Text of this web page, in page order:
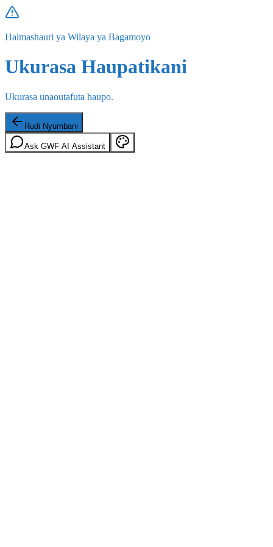
Halmashauri ya Wilaya ya Bagamoyo
Ukurasa Haupatikani
Ukurasa unaoutafuta haupo.
Rudi Nyumbani
Ask GWF AI Assistant